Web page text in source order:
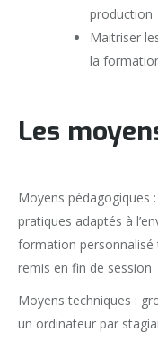
production
Maitriser
la
Les
Moyens pédagogiques
pratiques adaptés à
formation
remis en fin de session
Moyens techniques :
un ordinateur par